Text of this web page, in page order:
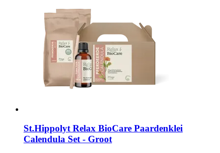
St.Hippolyt Relax BioCare Paardenklei
Calendula Set -​ Groot